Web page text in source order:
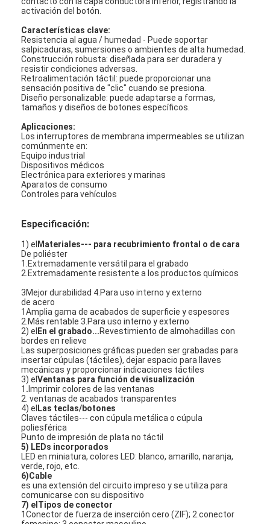
En casa
Espectáculo VR
Sobre nosotros
Recorrido por la fábrica
Control de calidad
Contacta con nosotros
Noticias
Solicitar una cita
Interruptor de membrana del LED
Interruptor de membrana táctil
activación del botón.
Características clave:
Resistencia al agua / humedad - Puede soportar
salpicaduras, sumersiones o ambientes de alta humedad.
Construcción robusta: diseñada para ser duradera y
resistir condiciones adversas.
Retroalimentación táctil: puede proporcionar una
sensación positiva de "clic" cuando se presiona.
Diseño personalizable: puede adaptarse a formas,
tamaños y diseños de botones específicos.
Aplicaciones:
Los interruptores de membrana impermeables se utilizan
comúnmente en:
Equipo industrial
Dispositivos médicos
Electrónica para exteriores y marinas
Aparatos de consumo
Controles para vehículos
Especificación:
1) el Materiales--- para recubrimiento frontal o de cara
De poliéster
1.Extremadamente versátil para el grabado
2.Extremadamente resistente a los productos químicos
3Mejor durabilidad 4.Para uso interno y externo
de acero
1Amplia gama de acabados de superficie y espesores
2.Más rentable 3.Para uso interno y externo
2) el En el grabado...Revestimiento de almohadillas con
bordes en relieve
Las superposiciones gráficas pueden ser grabadas para
insertar cúpulas (táctiles), dejar espacio para llaves
mecánicas y proporcionar indicaciones táctiles
3) elVentanas para función de visualización
1 . Imprimir colores de las ventanas
2. ventanas de acabados transparentes
4) el Las teclas/botones
Claves táctiles--- con cúpula metálica o cúpula
poliesférica
Punto de impresión de plata no táctil
5) LEDs incorporados
LED en miniatura, colores LED: blanco, amarillo, naranja,
verde, rojo, etc.
6)Cable
es una extensión del circuito impreso y se utiliza para
comunicarse con su dispositivo
7) el Tipos de conector
1Conector de fuerza de inserción cero (ZIF); 2.conector